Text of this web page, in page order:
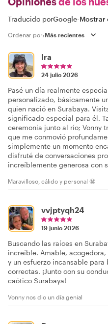
Traducido porGoogle-Mostrar
Ordenar por:
Ira
24 julio 2026
Pasé un día realmente
personalizado, básicamente
quien nació en Surabaya.
significado especial para él.
ceremonia junto al río; Vonny
que me conmovió
simplemente un momento
disfruté de conversaciones
increíblemente generosa con
Maravilloso, cálido y personal 🤩
vvjptyqh24
19 junio 2026
Buscando las raíces en
increíble. Amable,
y un esfuerzo incansable
correctas. ¡Junto con su
caótico Surabaya!
Vonny nos dio un día genial